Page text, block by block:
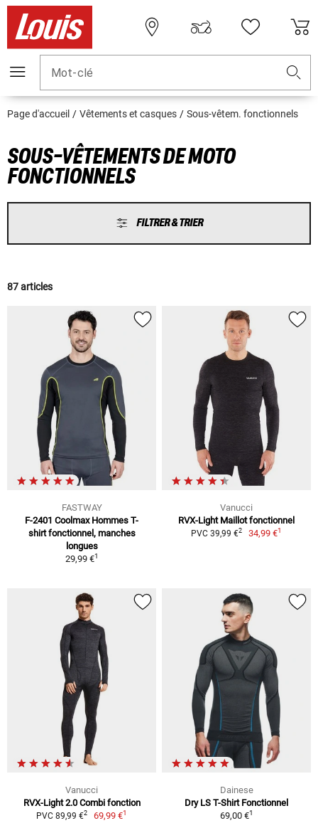
Mot-clé
Page d'accueil Vêtements et casques Sous-vêtem. fonctionnels
SOUS-VÊTEMENTS DE MOTO
FONCTIONNELS
FILTRER & TRIER
87 articles
FASTWAY
F-2401 Coolmax Hommes T-
shirt fonctionnel, manches
longues
29,99 €1
Vanucci
RVX-Light Maillot fonctionnel
PVC 39,99 €2 34,99 €1
Vanucci
RVX-Light 2.0 Combi fonction
PVC 89,99 €2 69,99 €1
Dainese
Dry LS T-Shirt Fonctionnel
69,00 €1